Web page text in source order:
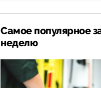
Самое популярное
неделю